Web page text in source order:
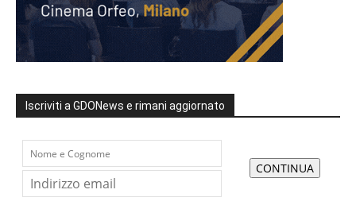
Iscriviti a GDONews e rimani aggiornato